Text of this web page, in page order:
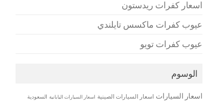
اسعار كفرات ريدستون
عيوب كفرات ماكسس تايلندي
عيوب كفرات تويو
الوسوم
اسعار السيارات اسعار السيارات الصينية اسعار السيارات اليابانية السعودية